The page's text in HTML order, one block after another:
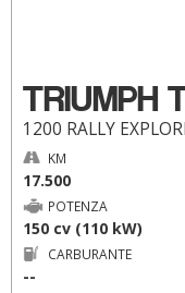
TRIUMPH
1200 RALLY
KM
17.500
POTENZA
150 cv (110 kW)
CARBURANTE
--